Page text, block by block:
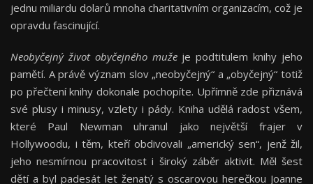
jednu miliardu dolarů mnoha charitativním organizacím, což je
opravdu fascinující.
Neobyčejný život obyčejného mužeje podtitulem knihy jeho
pamětí. A právě význam slov „neobyčejný“ a „obyčejný“ totiž
po přečtení knihy dokonale pochopíte. Upřímně zde přiznává
své plusy i minusy, vzlety i pády. Kniha udělá radost všem,
které Paul Newman uhranul jako největší frajer v
Hollywoodu, i těm, kteří obdivovali „americký sen“, jenž žil,
jeho nesmírnou pracovitost i široký záběr aktivit. Měl šest
dětí a byl padesát let ženatý s oscarovou herečkou Joanne